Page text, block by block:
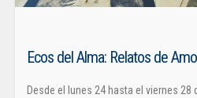
Ecos del Alma: Relatos de
Desde el lunes 24 hasta el viernes